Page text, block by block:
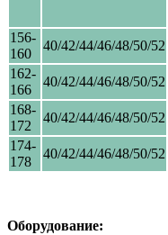
156-
160
40/42/44/46/48/50/52
162-
166
40/42/44/46/48/50/52
168-
172
40/42/44/46/48/50/52
174-
178
40/42/44/46/48/50/52
Оборудование: